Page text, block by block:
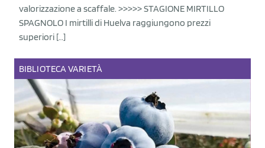
valorizzazione a scaffale. >>>>> STAGIONE MIRTILLO
SPAGNOLO I mirtilli di Huelva raggiungono prezzi
superiori […]
BIBLIOTECAVARIETÀ